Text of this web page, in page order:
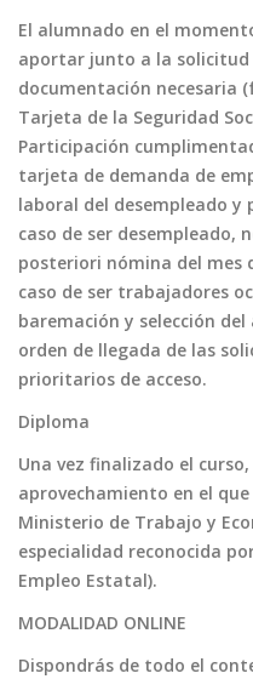
El alumnado en el
aportar junto a la
documentación necesaria
Tarjeta de la Seguridad
Participación
tarjeta de demanda de
laboral del desempleado y
caso de ser desempleado,
posteriori nómina del mes
caso de ser trabajadores
baremación y selección
orden de llegada de las
prioritarios de acceso.
Diploma
Una vez finalizado el
aprovechamiento en el
Ministerio de Trabajo y
especialidad reconocida
Empleo Estatal).
MODALIDAD ONLINE
Dispondrás de todo el